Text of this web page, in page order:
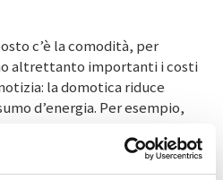
c’è la comodità, per
altrettanto importanti i costi
la domotica riduce
d’energia. Per esempio,
e le entrate restano
del 20%. Comunque,